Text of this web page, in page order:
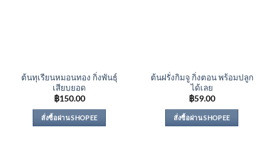
ต้นทุเรียนหมอนทอง กิ่งพันธุ์
เสียบยอด
฿150.00
สั่งซื้อผ่าน SHOPEE
ต้นฝรั่งกิมจู กิ่งตอน พร้อมปลูก
ได้เลย
฿59.00
สั่งซื้อผ่าน SHOPEE